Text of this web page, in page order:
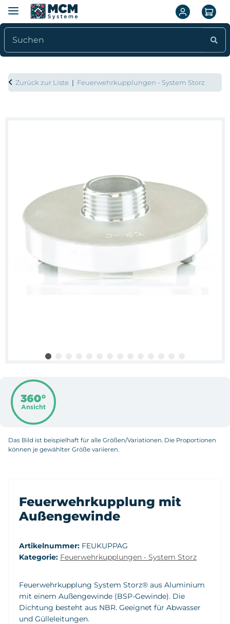
Zurück zur Liste Feuerwehrkupplungen - System Storz
Das Bild ist beispielhaft für alle Größen/Variationen. Die Proportionen
können je gewählter Größe variieren.
Feuerwehrkupplung mit
Außengewinde
Artikelnummer: FEUKUPPAG
Kategorie: Feuerwehrkupplungen - System Storz
Feuerwehrkupplung System Storz® aus Aluminium
mit einem Außengewinde (BSP-Gewinde). Die
Dichtung besteht aus NBR. Geeignet für Abwasser
und Gülleleitungen.